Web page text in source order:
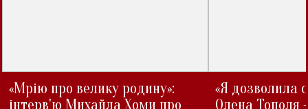
«Мрію про велику родину»:
інтерв'ю Михайла Хоми про
«Я дозволила
Олена Тополя